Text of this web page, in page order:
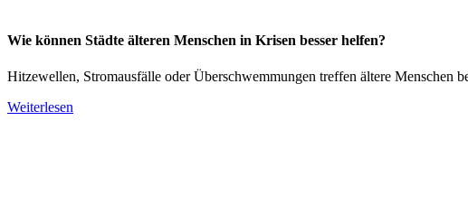
Wie können Städte älteren Menschen in Krisen besser helfen?
Hitzewellen, Stromausfälle oder Überschwemmungen treffen ältere Menschen
Weiterlesen